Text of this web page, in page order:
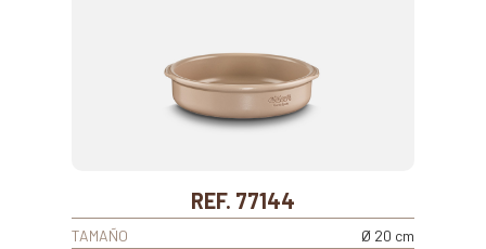
REF. 77144
TAMAÑO
Ø 20 cm